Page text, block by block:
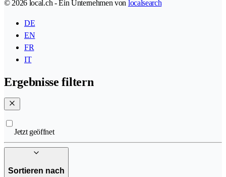
© 2026 local.ch - Ein Unternehmen von localsearch
DE
EN
FR
IT
Ergebnisse filtern
Jetzt geöffnet
Sortieren nach